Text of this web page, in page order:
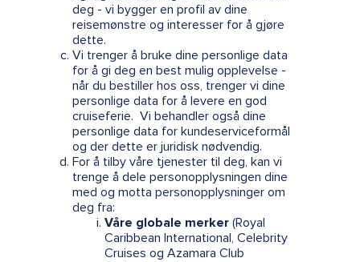
deg - vi bygger en profil av dine
reisemønstre og interesser for å gjøre
dette.
Vi trenger å bruke dine personlige data
for å gi deg en best mulig opplevelse -
når du bestiller hos oss, trenger vi dine
personlige data for å levere en god
cruiseferie. Vi behandler også dine
personlige data for kundeserviceformål
og der dette er juridisk nødvendig.
For å tilby våre tjenester til deg, kan vi
trenge å dele personopplysningen dine
med og motta personopplysninger om
deg fra:
Våre globale merker (Royal
Caribbean International, Celebrity
Cruises og Azamara Club